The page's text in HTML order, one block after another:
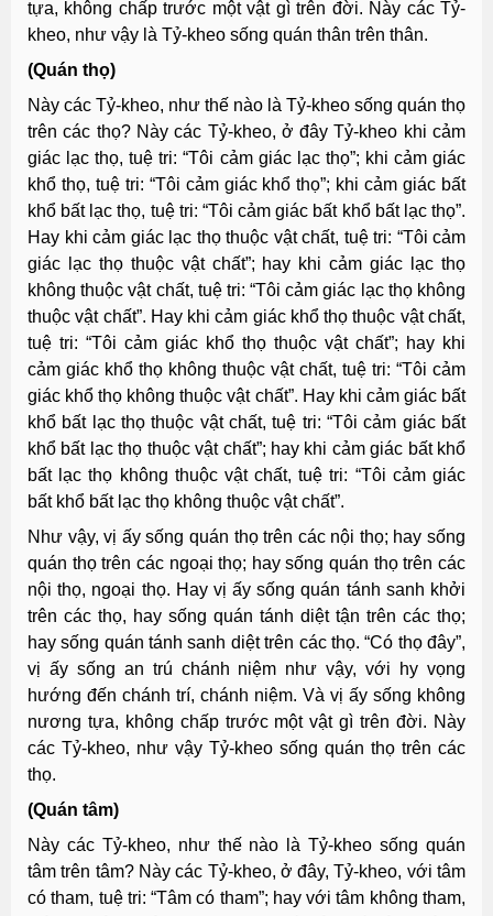
tựa, không chấp trước một vật gì trên đời. Này các Tỷ-
kheo, như vậy là Tỷ-kheo sống quán thân trên thân.
(Quán thọ)
Này các Tỷ-kheo, như thế nào là Tỷ-kheo sống quán thọ
trên các thọ? Này các Tỷ-kheo, ở đây Tỷ-kheo khi cảm
giác lạc thọ, tuệ tri: “Tôi cảm giác lạc thọ”; khi cảm giác
khổ thọ, tuệ tri: “Tôi cảm giác khổ thọ”; khi cảm giác bất
khổ bất lạc thọ, tuệ tri: “Tôi cảm giác bất khổ bất lạc thọ”.
Hay khi cảm giác lạc thọ thuộc vật chất, tuệ tri: “Tôi cảm
giác lạc thọ thuộc vật chất”; hay khi cảm giác lạc thọ
không thuộc vật chất, tuệ tri: “Tôi cảm giác lạc thọ không
thuộc vật chất”. Hay khi cảm giác khổ thọ thuộc vật chất,
tuệ tri: “Tôi cảm giác khổ thọ thuộc vật chất”; hay khi
cảm giác khổ thọ không thuộc vật chất, tuệ tri: “Tôi cảm
giác khổ thọ không thuộc vật chất”. Hay khi cảm giác bất
khổ bất lạc thọ thuộc vật chất, tuệ tri: “Tôi cảm giác bất
khổ bất lạc thọ thuộc vật chất”; hay khi cảm giác bất khổ
bất lạc thọ không thuộc vật chất, tuệ tri: “Tôi cảm giác
bất khổ bất lạc thọ không thuộc vật chất”.
Như vậy, vị ấy sống quán thọ trên các nội thọ; hay sống
quán thọ trên các ngoại thọ; hay sống quán thọ trên các
nội thọ, ngoại thọ. Hay vị ấy sống quán tánh sanh khởi
trên các thọ, hay sống quán tánh diệt tận trên các thọ;
hay sống quán tánh sanh diệt trên các thọ. “Có thọ đây”,
vị ấy sống an trú chánh niệm như vậy, với hy vọng
hướng đến chánh trí, chánh niệm. Và vị ấy sống không
nương tựa, không chấp trước một vật gì trên đời. Này
các Tỷ-kheo, như vậy Tỷ-kheo sống quán thọ trên các
thọ.
(Quán tâm)
Này các Tỷ-kheo, như thế nào là Tỷ-kheo sống quán
tâm trên tâm? Này các Tỷ-kheo, ở đây, Tỷ-kheo, với tâm
có tham, tuệ tri: “Tâm có tham”; hay với tâm không tham,